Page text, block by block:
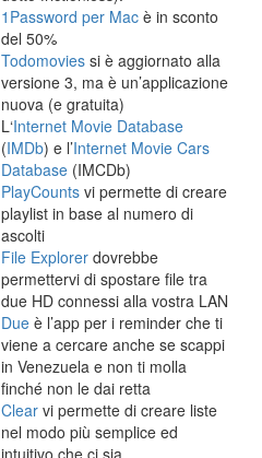
1Password per Mac è in sconto
del 50%
Todomovies si è aggiornato alla
versione 3, ma è un’applicazione
nuova (e gratuita)
L‘Internet Movie Database
(IMDb) e l’Internet Movie Cars
Database (IMCDb)
PlayCounts vi permette di creare
playlist in base al numero di
ascolti
File Explorer dovrebbe
permettervi di spostare file tra
due HD connessi alla vostra LAN
Due è l’app per i reminder che ti
viene a cercare anche se scappi
in Venezuela e non ti molla
finché non le dai retta
Clear vi permette di creare liste
nel modo più semplice ed
intuitivo che ci sia